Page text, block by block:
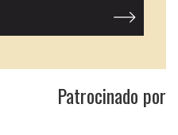
Patrocinado por